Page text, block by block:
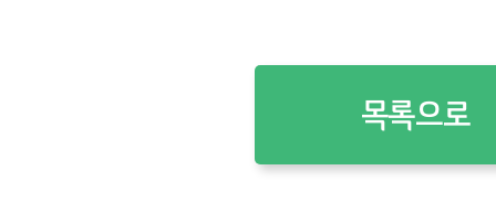
목록으로